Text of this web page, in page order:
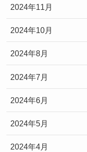
2024年11月
2024年10月
2024年8月
2024年7月
2024年6月
2024年5月
2024年4月